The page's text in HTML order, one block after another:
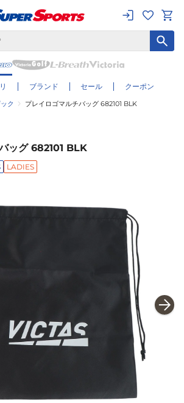
ブランド セール クーポン
ク プレイロゴマルチバッグ 682101 BLK
ッグ 682101 BLK
LADIES